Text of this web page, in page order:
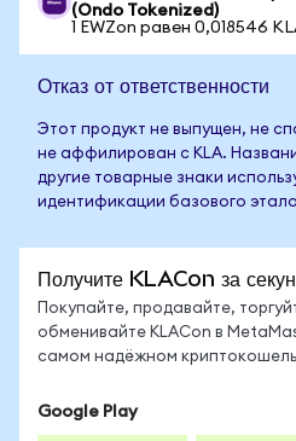
(Ondo Tokenized)
1 EWZon равен 0,018546
Отказ от ответственности
Этот продукт не выпущен, не
не аффилирован с KLA.
другие товарные знаки
идентификации базового
Получите KLACon за
Покупайте, продавайте,
обменивайте KLACon в
самом надёжном
Google Play